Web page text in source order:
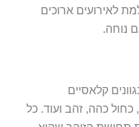
לאירועים ארוכים
נוחה.
קלאסיים
כחול כהה, זהב ועוד. כל